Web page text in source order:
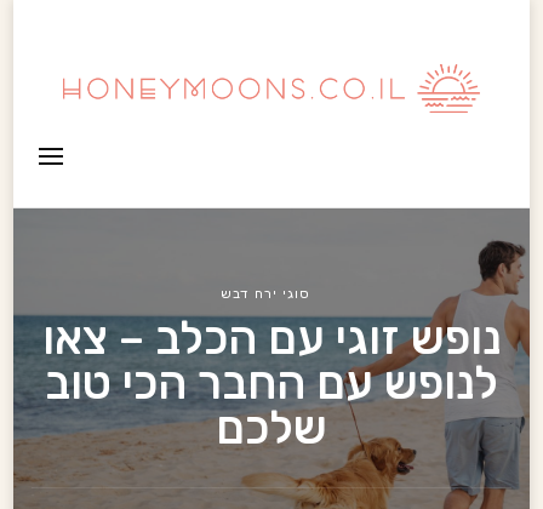
סוגי ירח דבש
נופש זוגי עם הכלב – צאו
לנופש עם החבר הכי טוב
שלכם